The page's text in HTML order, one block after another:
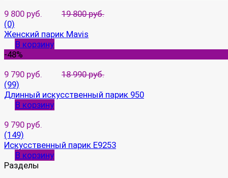
9 800 руб.
19 800 руб.
(0)
Женский парик Mavis
В корзину
-48%
9 790 руб.
18 990 руб.
(99)
Длинный искусственный парик 950
В корзину
9 790 руб.
(149)
Искусственный парик E9253
В корзину
Разделы